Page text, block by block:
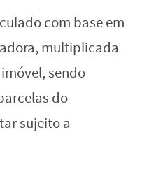
com base em
multiplicada
sendo
do
sujeito a